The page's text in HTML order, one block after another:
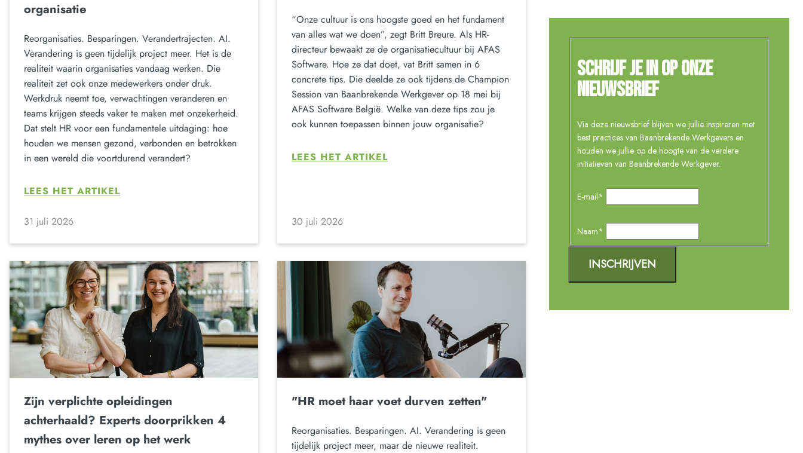
organisatie
Reorganisaties. Besparingen. Verandertrajecten. AI.
Verandering is geen tijdelijk project meer. Het is de
realiteit waarin organisaties vandaag werken. Die
realiteit zet ook onze medewerkers onder druk.
Werkdruk neemt toe, verwachtingen veranderen en
teams krijgen steeds vaker te maken met onzekerheid.
Dat stelt HR voor een fundamentele uitdaging: hoe
houden we mensen gezond, verbonden en betrokken
in een wereld die voortdurend verandert?
LEES HET ARTIKEL
31 juli 2026
“Onze cultuur is ons hoogste goed en het fundament
van alles wat we doen”, zegt Britt Breure. Als HR-
directeur bewaakt ze de organisatiecultuur bij AFAS
Software. Hoe ze dat doet, vat Britt samen in 6
concrete tips. Die deelde ze ook tijdens de Champion
Session van Baanbrekende Werkgever op 18 mei bij
AFAS Software België. Welke van deze tips zou je
ook kunnen toepassen binnen jouw organisatie?
LEES HET ARTIKEL
30 juli 2026
Zijn verplichte opleidingen
achterhaald? Experts doorprikken 4
mythes over leren op het werk
"HR moet haar voet durven zetten"
Reorganisaties. Besparingen. AI. Verandering is geen
tijdelijk project meer, maar de nieuwe realiteit.